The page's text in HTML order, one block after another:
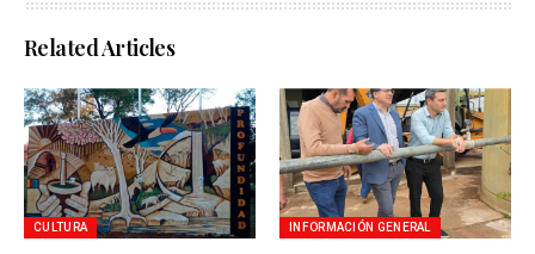
Related Articles
CULTURA INFORMACIÓN GENERAL